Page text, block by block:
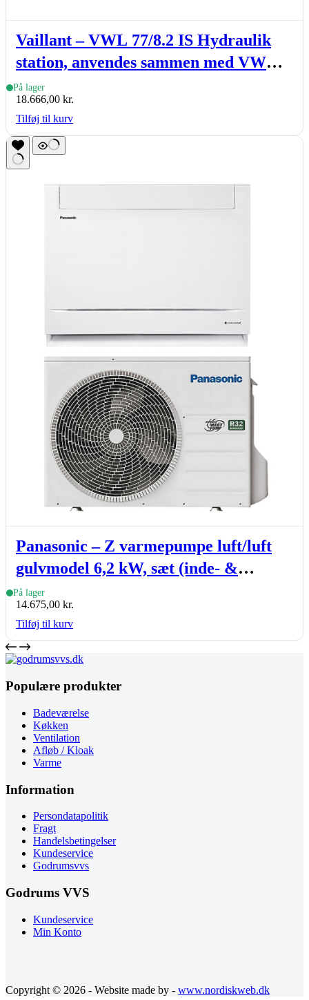
Vaillant – VWL 77/8.2 IS Hydraulik
station, anvendes sammen med VWL
75/8. Indedel
På lager
18.666,00 kr.
Tilføj til kurv
Panasonic – Z varmepumpe luft/luft
gulvmodel 6,2 kW, sæt (inde- &
udedel.)
På lager
14.675,00 kr.
Tilføj til kurv
Populære produkter
Badeværelse
Køkken
Ventilation
Afløb / Kloak
Varme
Information
Persondatapolitik
Fragt
Handelsbetingelser
Kundeservice
Godrumsvvs
Godrums VVS
Kundeservice
Min Konto
Copyright © 2026 - Website made by - www.nordiskweb.dk